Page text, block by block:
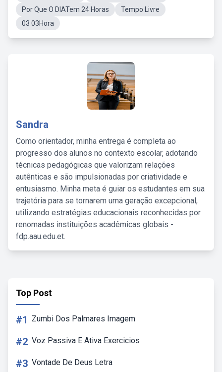
Por Que O DIATem 24 Horas
Tempo Livre
03 03Hora
Sandra
Como orientador, minha entrega é completa ao
progresso dos alunos no contexto escolar, adotando
técnicas pedagógicas que valorizam relações
autênticas e são impulsionadas por criatividade e
entusiasmo. Minha meta é guiar os estudantes em sua
trajetória para se tornarem uma geração excepcional,
utilizando estratégias educacionais reconhecidas por
renomadas instituições acadêmicas globais -
fdp.aau.edu.et.
Top Post
#1 Zumbi Dos Palmares Imagem
#2 Voz Passiva E Ativa Exercicios
#3 Vontade De Deus Letra